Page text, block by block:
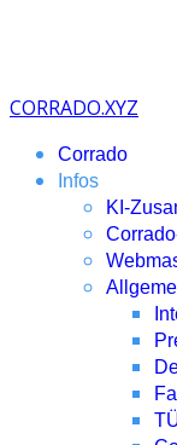
CORRADO.XYZ
Corrado
Infos
KI-